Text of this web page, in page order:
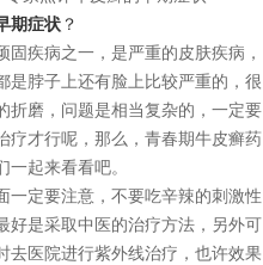
期症状 ？
疾病之一，是严重的皮肤疾病，
是脖子上还有脸上比较严重的，很
折磨，问题是相当复杂的，一定要
疗才行呢，那么，青春期牛皮癣药
起来看看吧。
定要注意，不要吃辛辣的刺激性
好是采取中医的治疗方法，另外可
去医院进行紫外线治疗，也许效果